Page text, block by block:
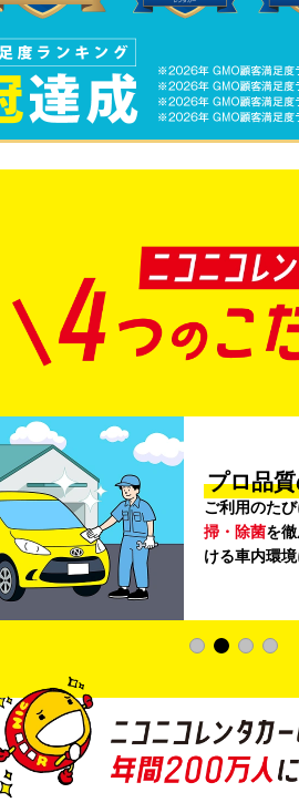
プロ品
ご利用のた
掃・除菌を
ける車内環